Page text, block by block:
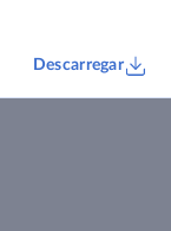
Descarregar